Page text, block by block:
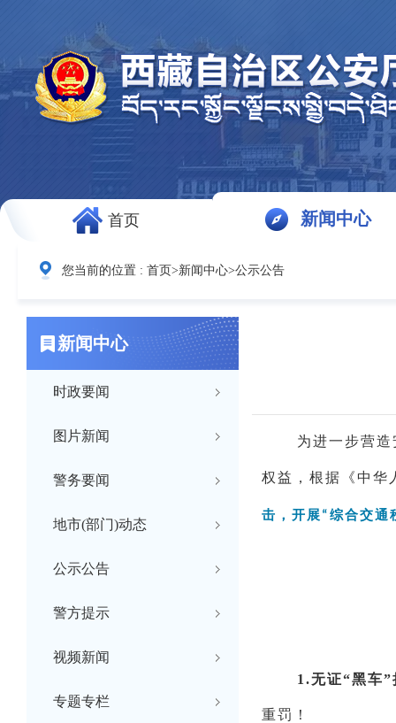
首页 新闻中心
您当前的位置 : 首页>新闻中心>公示公告
新闻中心
时政要闻
图片新闻
警务要闻
地市(部门)动态
公示公告
警方提示
视频新闻
专题专栏
为进一步营
权益，根据《中华
击，开展 “ 综合交通
1.无证“黑车”
重罚！